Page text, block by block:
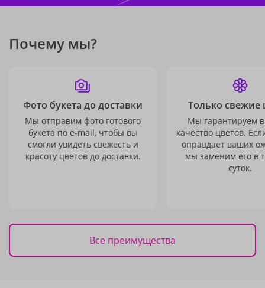
Почему мы?
Фото букета до доставки
Мы отправим фото готового
букета по e-mail, чтобы вы
смогли увидеть свежесть и
красоту цветов до доставки.
Только свежие
Мы гарантируем
качество цветов.
оправдает ваших
мы заменим его в
суток.
Все преимущества